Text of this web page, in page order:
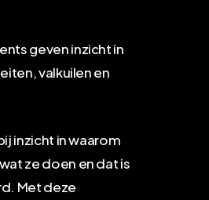
geven inzicht in
valkuilen en
inzicht in waarom
ze doen en dat is
Met deze